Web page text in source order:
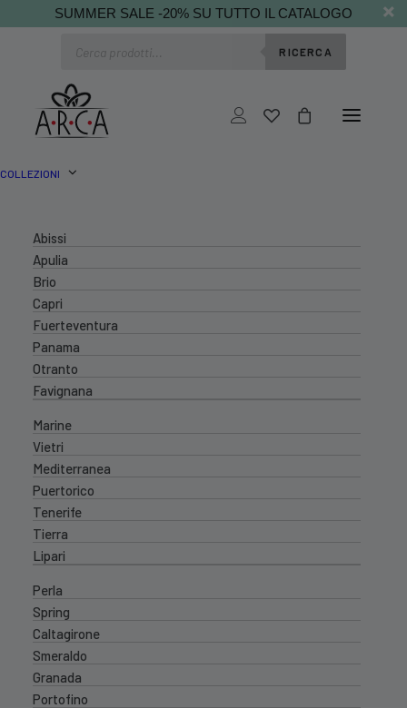
SUMMER SALE -20% SU TUTTO IL CATALOGO
RICERCA
COLLEZIONI
Abissi
Apulia
Brio
Capri
Fuerteventura
Panama
Otranto
Favignana
Marine
Vietri
Mediterranea
Puertorico
Tenerife
Tierra
Lipari
Perla
Spring
Caltagirone
Smeraldo
Granada
Portofino